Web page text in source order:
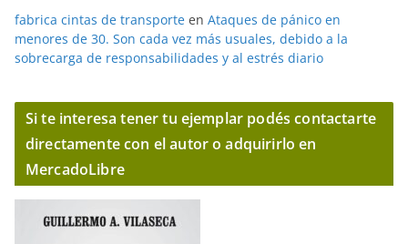
fabrica cintas de transporte en Ataques de pánico en
menores de 30. Son cada vez más usuales, debido a la
sobrecarga de responsabilidades y al estrés diario
Si te interesa tener tu ejemplar podés contactarte
directamente con el autor o adquirirlo en
MercadoLibre